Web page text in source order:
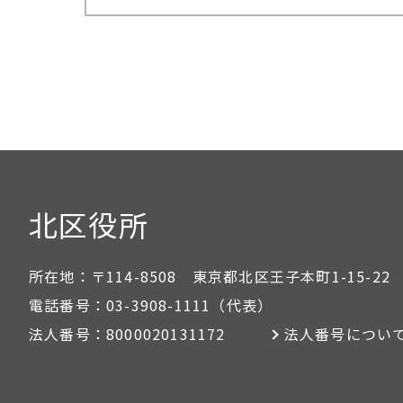
北区役所
所在地： 〒114-8508 東京都北区王子本町1-15-22
電話番号： 03-3908-1111 （代表）
法人番号： 8000020131172 法人番号につい